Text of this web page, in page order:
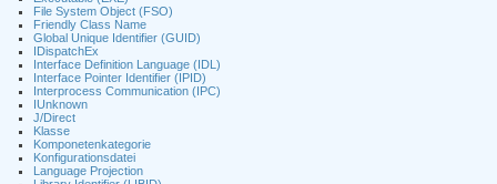
File System Object (FSO)
Friendly Class Name
Global Unique Identifier (GUID)
IDispatchEx
Interface Definition Language (IDL)
Interface Pointer Identifier (IPID)
Interprocess Communication (IPC)
IUnknown
J/Direct
Klasse
Komponetenkategorie
Konfigurationsdatei
Language Projection